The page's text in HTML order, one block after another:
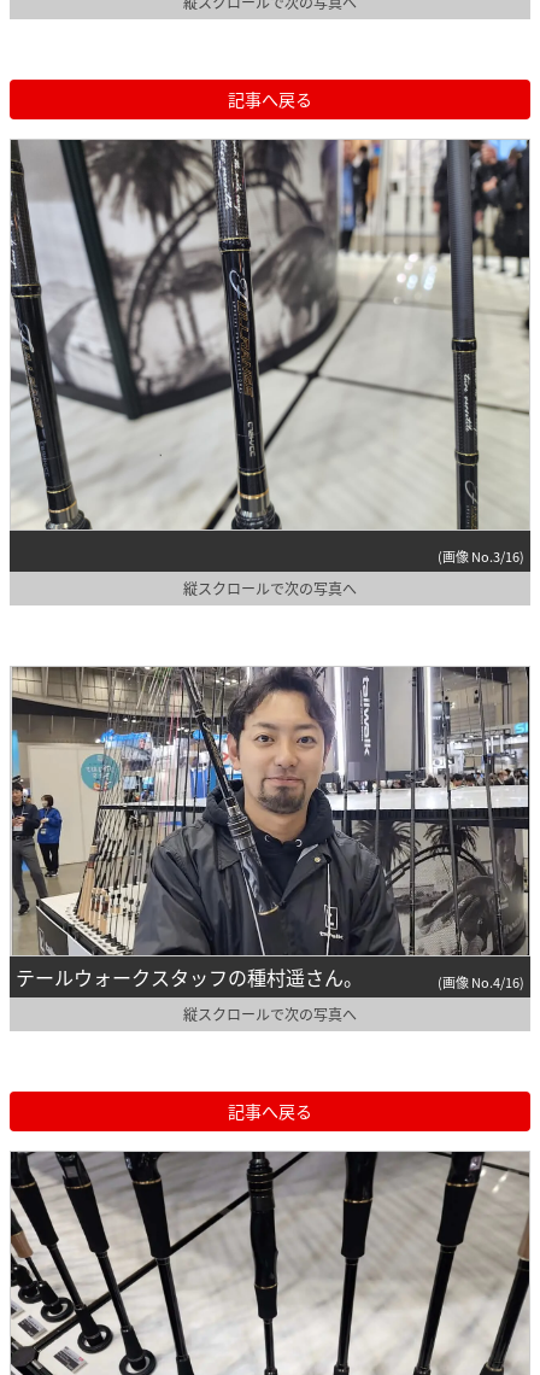
記事へ戻る
(画像 No.3/16)
縦スクロールで次の写真へ
テールウォークスタッフの種村遥さん。 (画像 No.4/16)
縦スクロールで次の写真へ
記事へ戻る